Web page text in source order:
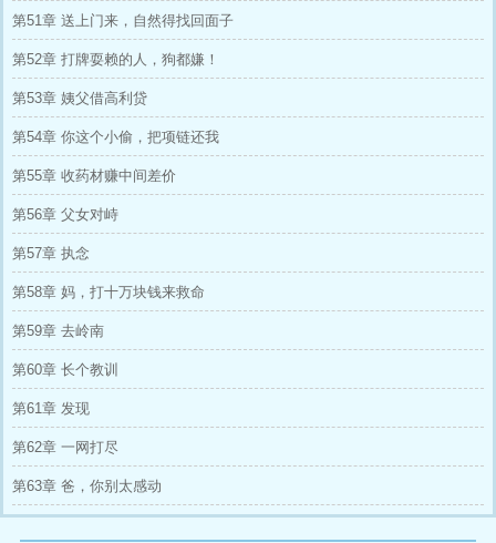
第51章 送上门来，自然得找回面子
第52章 打牌耍赖的人，狗都嫌！
第53章 姨父借高利贷
第54章 你这个小偷，把项链还我
第55章 收药材赚中间差价
第56章 父女对峙
第57章 执念
第58章 妈，打十万块钱来救命
第59章 去岭南
第60章 长个教训
第61章 发现
第62章 一网打尽
第63章 爸，你别太感动